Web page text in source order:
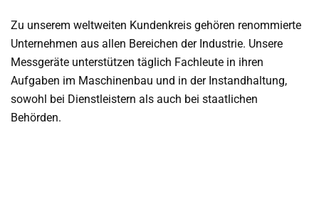
Zu unserem weltweiten Kundenkreis gehören renommierte
Unternehmen aus allen Bereichen der Industrie. Unsere
Messgeräte unterstützen täglich Fachleute in ihren
Aufgaben im Maschinenbau und in der Instandhaltung,
sowohl bei Dienstleistern als auch bei staatlichen
Behörden.